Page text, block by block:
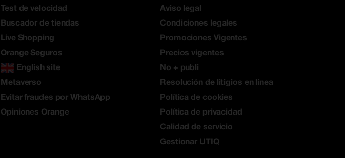
Test de velocidad
Buscador de tiendas
Live Shopping
Orange Seguros
English site
Metaverso
Evitar fraudes por WhatsApp
Opiniones Orange
Aviso legal
Condiciones legales
Promociones Vigentes
Precios vigentes
No + publi
Resolución de litigios en línea
Política de cookies
Política de privacidad
Calidad de servicio
Gestionar UTIQ